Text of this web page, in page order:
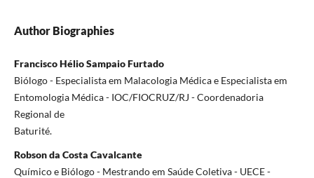
Author Biographies
Francisco Hélio Sampaio Furtado
Biólogo - Especialista em Malacologia Médica e Especialista em
Entomologia Médica - IOC/FIOCRUZ/RJ - Coordenadoria
Regional de
Baturité.
Robson da Costa Cavalcante
Químico e Biólogo - Mestrando em Saúde Coletiva - UECE -